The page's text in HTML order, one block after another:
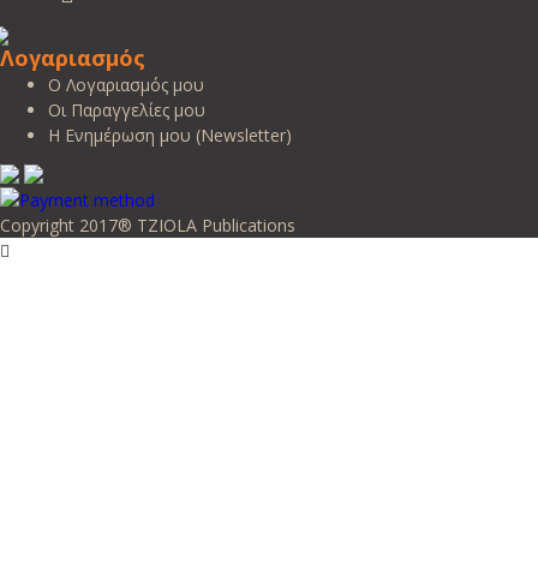
Λογαριασμός
Ο Λογαριασμός μου
Οι Παραγγελίες μου
Η Ενημέρωση μου (Newsletter)
Copyright 2017® TZIOLA Publications